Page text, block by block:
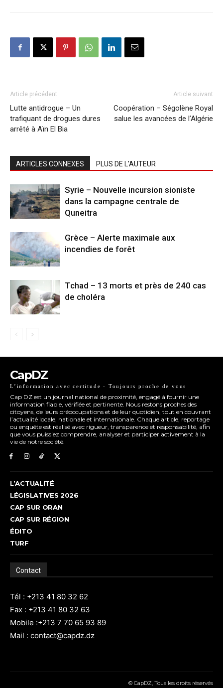
Article précédent
Lutte antidrogue – Un
trafiquant de drogues dures
arrêté à Aïn El Bia
Article suivant
Coopération – Ségolène Royal
salue les avancées de l’Algérie
ARTICLES CONNEXES PLUS DE L'AUTEUR
Syrie – Nouvelle incursion sioniste
dans la campagne centrale de
Quneitra
Grèce – Alerte maximale aux
incendies de forêt
Tchad – 13 morts et près de 240 cas
de choléra
CapDZ
L’information avec certitude - Toujours proche de vous
Cap DZ est un journal national de proximité, engagé à fournir une
information fiable, vérifiée et pertinente. Nous restons proches des
citoyens, de leurs préoccupations et de leur quotidien, tout en couvrant
l’actualité locale, nationale et internationale. Chaque article, reportage
ou enquête est réalisé avec rigueur, transparence et responsabilité, afin
que vous puissiez comprendre, analyser et participer activement à la
vie de notre société.
L’ACTUALITÉ
LÉGISLATIVES 2026
CAP SUR ORAN
CAP SUR RÉGION
ÉDITO
TURF
Contact
Tél : +213 41 80 32 62
Fax : +213 41 80 32 63
Mobile :+213 7 70 65 93 89
Mail : contact@capdz.dz
© CapDZ, Tous les droits réservés